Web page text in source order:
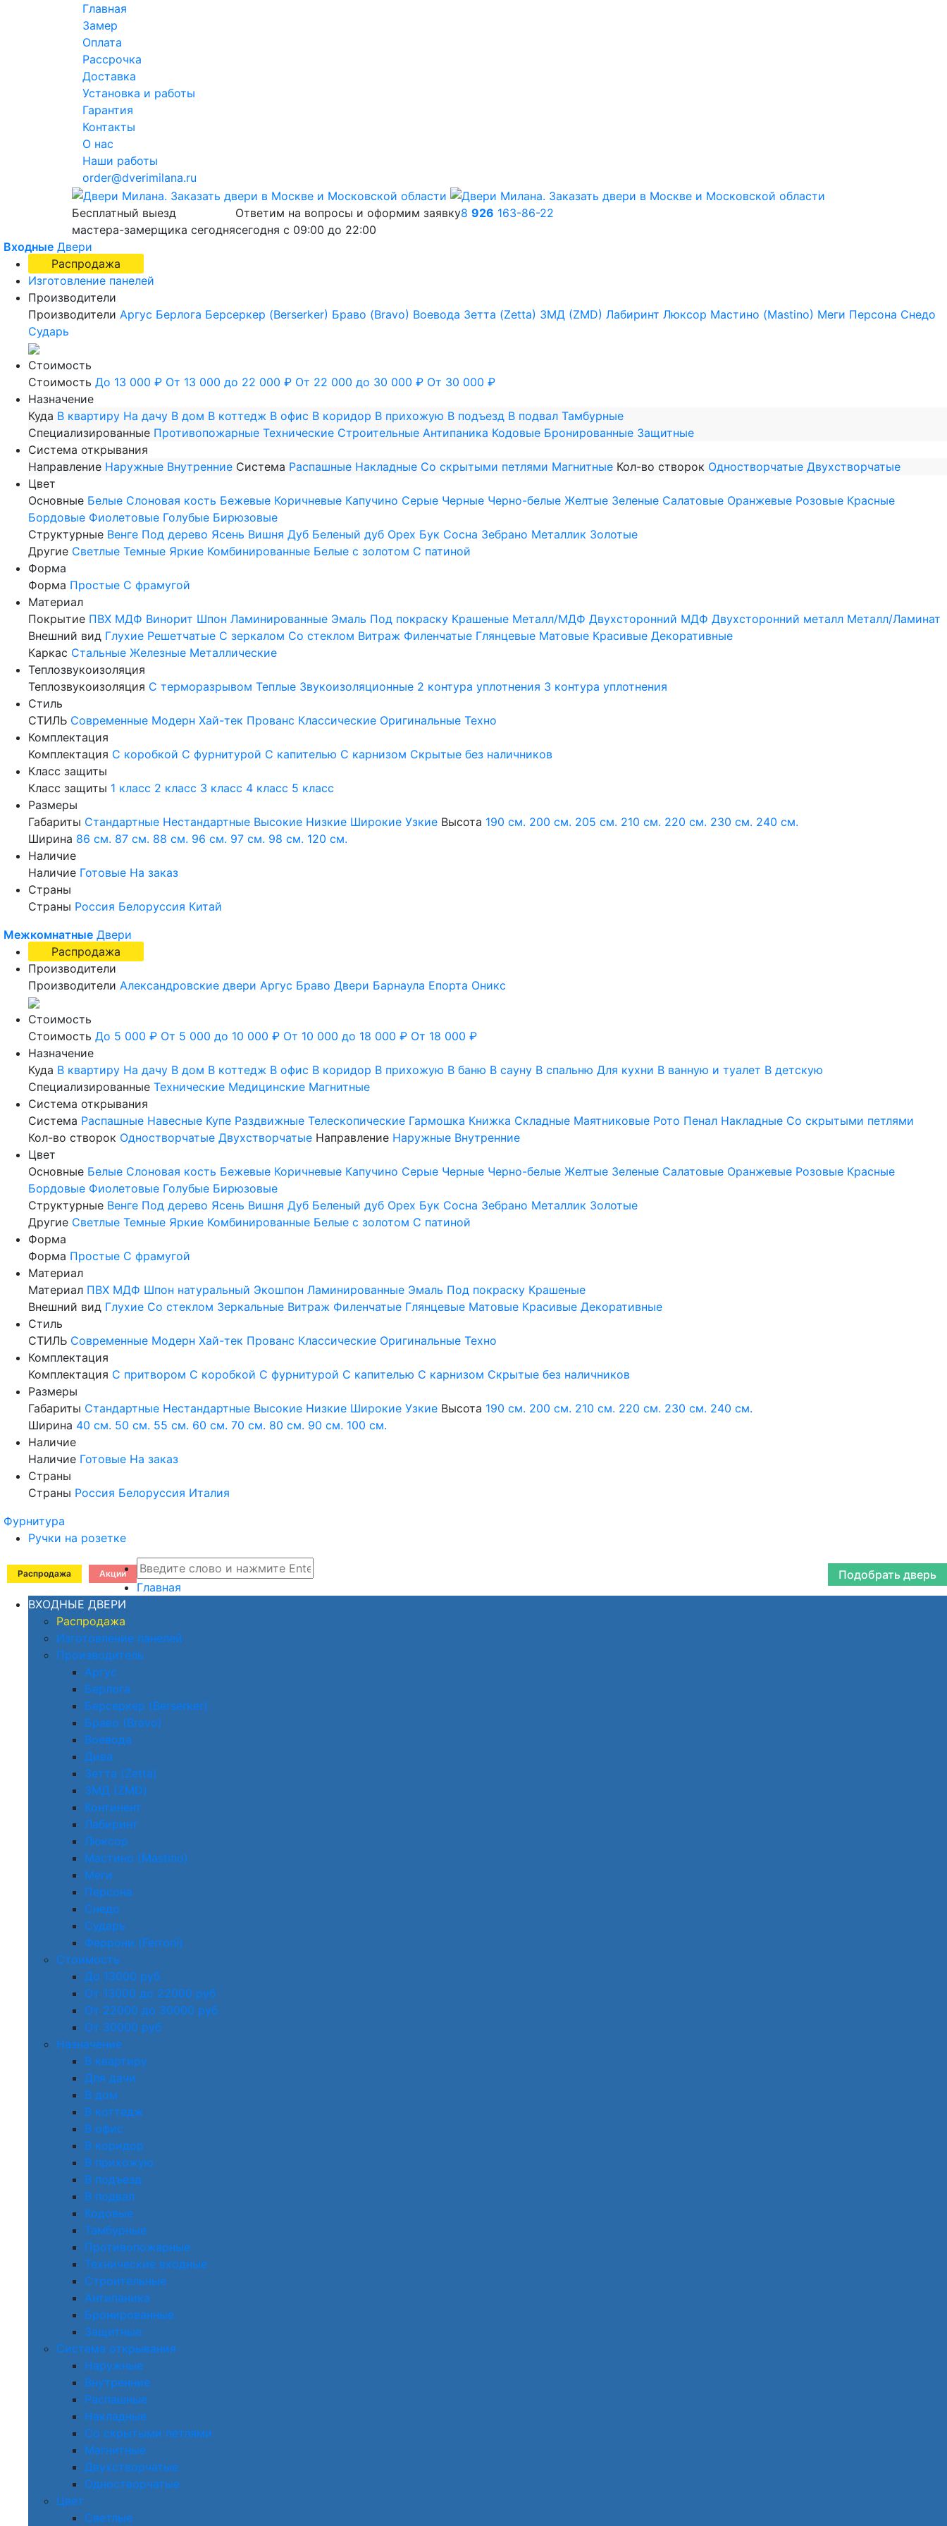
Главная
Замер
Оплата
Рассрочка
Доставка
Установка и работы
Гарантия
Контакты
О нас
Наши работы
order@dverimilana.ru
Бесплатный выезд
мастера-замерщика сегодня
Ответим на вопросы и оформим заявку
сегодня с 09:00 до 22:00
8 926 163-86-22
Входные Двери
Распродажа
Изготовление панелей
Производители
Производители Аргус Берлога Берсеркер (Berserker) Браво (Bravo) Воевода Зетта (Zetta) ЗМД (ZMD) Лабиринт Люксор Мастино (Mastino) Меги Персона Снедо
Сударь
Стоимость
Стоимость До 13 000 ₽ От 13 000 до 22 000 ₽ От 22 000 до 30 000 ₽ От 30 000 ₽
Назначение
Куда В квартиру На дачу В дом В коттедж В офис В коридор В прихожую В подъезд В подвал Тамбурные
Специализированные Противопожарные Технические Строительные Антипаника Кодовые Бронированные Защитные
Система открывания
Направление Наружные Внутренние Система Распашные Накладные Со скрытыми петлями Магнитные Кол-во створок Одностворчатые Двухстворчатые
Цвет
Основные Белые Слоновая кость Бежевые Коричневые Капучино Серые Черные Черно-белые Желтые Зеленые Салатовые Оранжевые Розовые Красные
Бордовые Фиолетовые Голубые Бирюзовые
Структурные Венге Под дерево Ясень Вишня Дуб Беленый дуб Орех Бук Сосна Зебрано Металлик Золотые
Другие Светлые Темные Яркие Комбинированные Белые с золотом С патиной
Форма
Форма Простые С фрамугой
Материал
Покрытие ПВХ МДФ Винорит Шпон Ламинированные Эмаль Под покраску Крашеные Металл/МДФ Двухсторонний МДФ Двухсторонний металл Металл/Ламинат
Внешний вид Глухие Решетчатые С зеркалом Со стеклом Витраж Филенчатые Глянцевые Матовые Красивые Декоративные
Каркас Стальные Железные Металлические
Теплозвукоизоляция
Теплозвукоизоляция С терморазрывом Теплые Звукоизоляционные 2 контура уплотнения 3 контура уплотнения
Стиль
СТИЛЬ Современные Модерн Хай-тек Прованс Классические Оригинальные Техно
Комплектация
Комплектация С коробкой С фурнитурой С капителью С карнизом Скрытые без наличников
Класс защиты
Класс защиты 1 класс 2 класс 3 класс 4 класс 5 класс
Размеры
Габариты Стандартные Нестандартные Высокие Низкие Широкие Узкие Высота 190 см. 200 см. 205 см. 210 см. 220 см. 230 см. 240 см.
Ширина 86 см. 87 см. 88 см. 96 см. 97 см. 98 см. 120 см.
Наличие
Наличие Готовые На заказ
Страны
Страны Россия Белоруссия Китай
Межкомнатные Двери
Распродажа
Производители
Производители Александровские двери Аргус Браво Двери Барнаула Епорта Оникс
Стоимость
Стоимость До 5 000 ₽ От 5 000 до 10 000 ₽ От 10 000 до 18 000 ₽ От 18 000 ₽
Назначение
Куда В квартиру На дачу В дом В коттедж В офис В коридор В прихожую В баню В сауну В спальню Для кухни В ванную и туалет В детскую
Специализированные Технические Медицинские Магнитные
Система открывания
Система Распашные Навесные Купе Раздвижные Телескопические Гармошка Книжка Складные Маятниковые Рото Пенал Накладные Со скрытыми петлями
Кол-во створок Одностворчатые Двухстворчатые Направление Наружные Внутренние
Цвет
Основные Белые Слоновая кость Бежевые Коричневые Капучино Серые Черные Черно-белые Желтые Зеленые Салатовые Оранжевые Розовые Красные
Бордовые Фиолетовые Голубые Бирюзовые
Структурные Венге Под дерево Ясень Вишня Дуб Беленый дуб Орех Бук Сосна Зебрано Металлик Золотые
Другие Светлые Темные Яркие Комбинированные Белые с золотом С патиной
Форма
Форма Простые С фрамугой
Материал
Материал ПВХ МДФ Шпон натуральный Экошпон Ламинированные Эмаль Под покраску Крашеные
Внешний вид Глухие Со стеклом Зеркальные Витраж Филенчатые Глянцевые Матовые Красивые Декоративные
Стиль
СТИЛЬ Современные Модерн Хай-тек Прованс Классические Оригинальные Техно
Комплектация
Комплектация С притвором С коробкой С фурнитурой С капителью С карнизом Скрытые без наличников
Размеры
Габариты Стандартные Нестандартные Высокие Низкие Широкие Узкие Высота 190 см. 200 см. 210 см. 220 см. 230 см. 240 см.
Ширина 40 см. 50 см. 55 см. 60 см. 70 см. 80 см. 90 см. 100 см.
Наличие
Наличие Готовые На заказ
Страны
Страны Россия Белоруссия Италия
Фурнитура
Ручки на розетке
Распродажа Акции
Подобрать дверь
Главная
ВХОДНЫЕ ДВЕРИ
Распродажа
Изготовление панелей
Производитель
Аргус
Берлога
Берсеркер (Berserker)
Браво (Bravo)
Воевода
Дива
Зетта (Zetta)
ЗМД (ZMD)
Континент
Лабиринт
Люксор
Мастино (Mastino)
Меги
Персона
Снедо
Сударь
Феррони (Ferroni)
Стоимость
До 13000 руб
От 13000 до 22000 руб
От 22000 до 30000 руб
От 30000 руб
Назначение
В квартиру
Для дачи
В дом
В коттедж
В офис
В коридор
В прихожую
В подъезд
В подвал
Кодовые
Тамбурные
Противопожарные
Технические входные
Строительные
Антипаника
Бронированные
Защитные
Система открывания
Наружные
Внутренние
Распашные
Накладные
Со скрытыми петлями
Магнитные
Двухстворчатые
Одностворчатые
Цвет
Светлые